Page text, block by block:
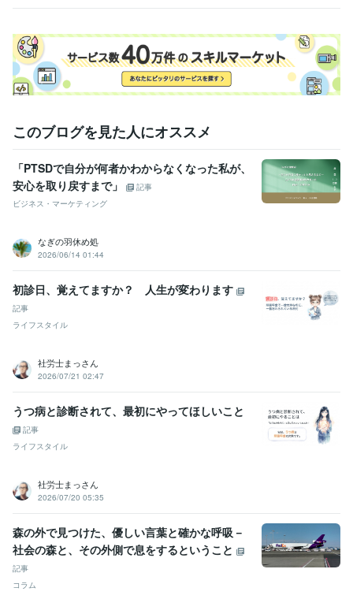
このブログを見た人にオススメ
「PTSDで自分が何者かわからなくなった私が、
安心を取り戻すまで」
記事
ビジネス・マーケティング
なぎの羽休め処
2026/06/14 01:44
初診日、覚えてますか？ 人生が変わります
記事
ライフスタイル
社労士まっさん
2026/07/21 02:47
うつ病と診断されて、最初にやってほしいこと
記事
ライフスタイル
社労士まっさん
2026/07/20 05:35
森の外で見つけた、優しい言葉と確かな呼吸－
社会の森と、その外側で息をするということ
記事
コラム